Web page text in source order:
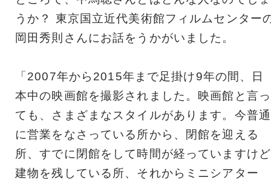
うか？ 東京国立近代美術館フィルムセンター
岡田秀則さんにお話をうかがいました。
「2007年から2015年まで足掛け9年の間、日
本中の映画館を撮影されました。映画館と言っ
ても、さまざまなスタイルがあります。今普通
に営業をなさっている所から、閉館を迎える
所、すでに閉館をして時間が経っていますけど
建物を残している所、それからミニシアター